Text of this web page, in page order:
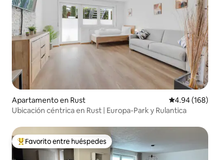
Apartamento en Rust Calificación
4.94 (168)
Ubicación céntrica en Rust | Europa-Park y Rulantica
Favorito entre huéspedes preferido
Favorito entre huéspedes